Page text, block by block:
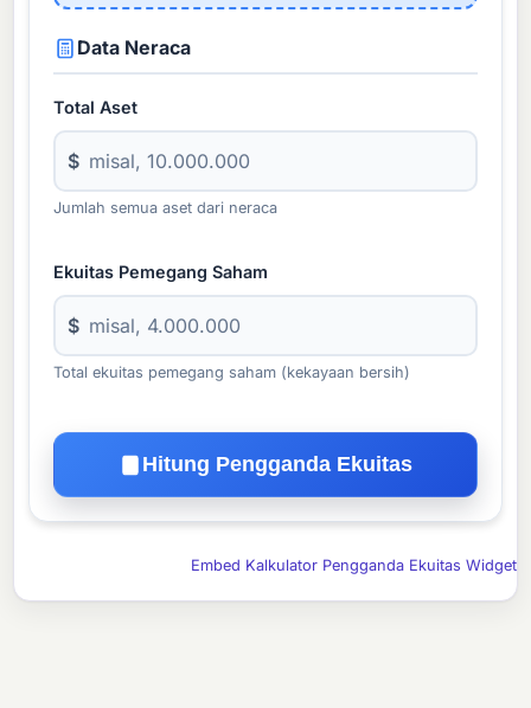
Data Neraca
Total Aset
$
Jumlah semua aset dari neraca
Ekuitas Pemegang Saham
$
Total ekuitas pemegang saham (kekayaan bersih)
Hitung Pengganda Ekuitas
Embed Kalkulator Pengganda Ekuitas Widget